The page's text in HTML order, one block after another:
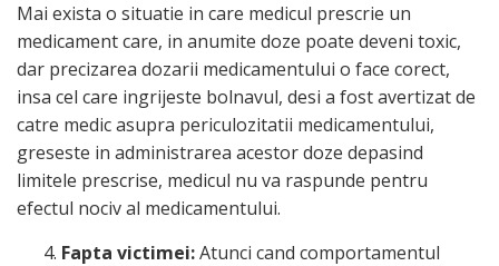
Mai exista o situatie in care medicul prescrie un
medicament care, in anumite doze poate deveni toxic,
dar precizarea dozarii medicamentului o face corect,
insa cel care ingrijeste bolnavul, desi a fost avertizat de
catre medic asupra periculozitatii medicamentului,
greseste in administrarea acestor doze depasind
limitele prescrise, medicul nu va raspunde pentru
efectul nociv al medicamentului.
Fapta victimei:Atunci cand comportamentul